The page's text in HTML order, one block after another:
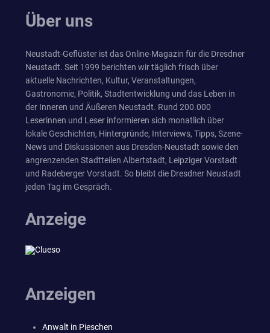
Über uns
Neustadt-Geflüster ist das Online-Magazin für die Dresdner
Neustadt. Seit 1999 berichten wir täglich frisch über
aktuelle Nachrichten, Kultur, Veranstaltungen,
Gastronomie, Politik, Stadtentwicklung und das Leben in
der Inneren und Äußeren Neustadt. Rund 200.000
Leserinnen und Leser informieren sich monatlich über
lokale Geschichten, Hintergründe, Interviews, Tipps, Szene-
News und Diskussionen aus Dresden-Neustadt sowie den
angrenzenden Stadtteilen Albertstadt, Leipziger Vorstadt
und Radeberger Vorstadt. So bleibt die Dresdner Neustadt
jeden Tag im Gespräch.
Anzeige
Anzeigen
Anwalt in Pieschen